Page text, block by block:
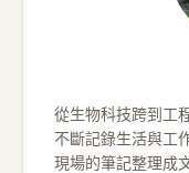
從生物科技跨到工
不斷記錄生活與工
現場的筆記整理成